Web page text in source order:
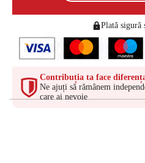
Plată sigură
Contribuția ta face
Ne ajuți să rămânem
care ai nevoie